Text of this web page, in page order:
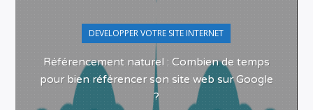
DEVELOPPER VOTRE SITE INTERNET
Référencement naturel : Combien de temps
pour bien référencer son site web sur Google
?